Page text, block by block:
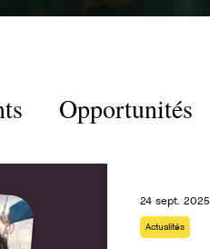
Opportunités
Actualités
24 sept. 2025